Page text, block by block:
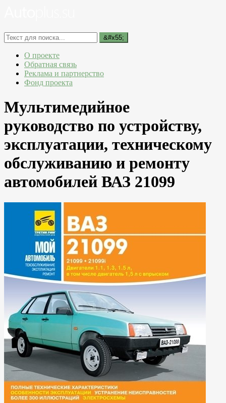
О проекте
Обратная связь
Реклама и партнерство
Фонд проекта
Мультимедийное
руководство по устройству,
эксплуатации, техническому
обслуживанию и ремонту
автомобилей ВАЗ 21099